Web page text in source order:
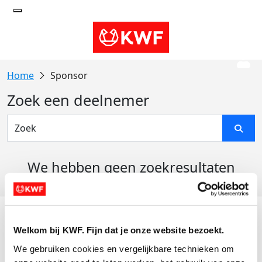
Welkom bij KWF. Fijn dat je onze website bezoekt.
We gebruiken cookies en vergelijkbare technieken om
Sponsor
Zoek een deelnemer
We hebben geen zoekresultaten
Actiematerialen
Evenementen